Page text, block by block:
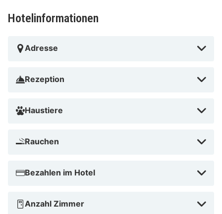
einen 4-minütigen Fußmarsch von Arnetrekket und eine
1,5 km von B Fugleleiken entfernt.
Arnetrekket in der Nähe
Hotelinformationen
Adresse
Rezeption
Haustiere
Rauchen
Bezahlen im Hotel
Anzahl Zimmer